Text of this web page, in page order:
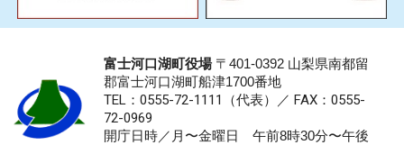
富士河口湖町役場〒401-0392 山梨県南都留
郡富士河口湖町船津1700番地
TEL：0555-72-1111 （代表）／ FAX：0555-
72-0969
開庁日時／月〜金曜日 午前8時30分〜午後